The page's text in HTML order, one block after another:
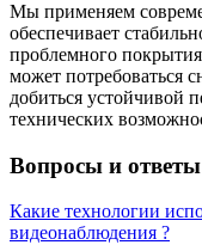
Мы применяем
обеспечивает
проблемного
может потребоваться
добиться устойчивой
технических
Вопросы и ответы
Какие технологии
видеонаблюдения ?